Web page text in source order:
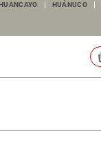
HUÁNUCO